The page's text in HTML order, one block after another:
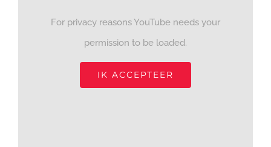
For privacy reasons YouTube needs your
permission to be loaded.
IK ACCEPTEER